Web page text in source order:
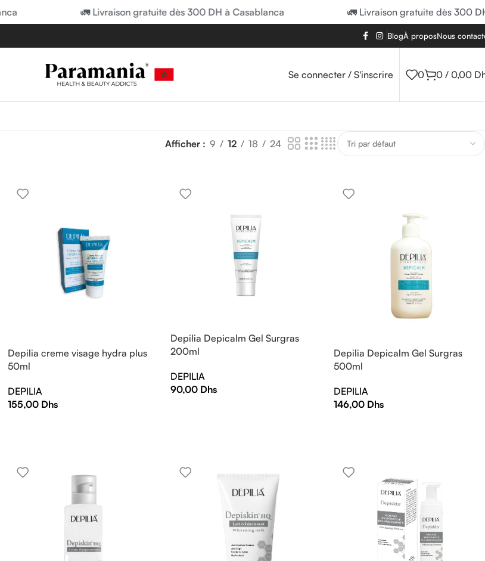
🚛 Livraison gratuite dès 300 DH à Casablanca 🚛 Livraison gratuite dès 300 DH à
BlogÀ proposNous
Se connecter / S'inscrire 0 0 / 0,00
Afficher 9 12 18 24
Depilia creme visage hydra plus
50ml
DEPILIA
155,00 Dhs
Depilia Depicalm Gel Surgras
200ml
DEPILIA
90,00 Dhs
Depilia Depicalm Gel Surgras
500ml
DEPILIA
146,00 Dhs